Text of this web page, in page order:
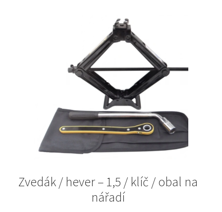
Zvedák / hever – 1,5 / klíč / obal na
nářadí